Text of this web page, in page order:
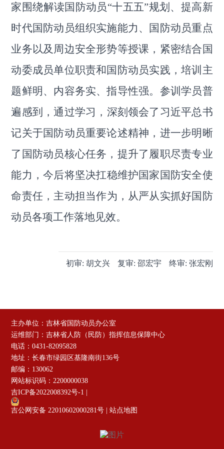
家围绕解读国防动员“十五五”规划、提高新
时代国防动员组织实施能力、国防动员重点
业务以及周边安全形势等授课， 紧密结合国
动委成员单位职责和国防动员实践，培训主
题鲜明、内容务实、指导性强。 参训学员普
遍感到 ，通过学习，深刻领会了 习近平总书
记关于国防动员重要论述精神，进一步明晰
了国防动员核心任务，提升了履职尽责专业
能力，今后将坚决扛稳维护国家国防安全使
命责任， 主动担当作为，从严从实抓好国防
动员各项工作落地见效。
初审: 胡文兴 复审: 邵宏宇 终审: 张宏刚
主办单位：吉林省国防动员办公室
运维部门：吉林省人防（民防）指挥信息保障中心
电话：0431-82095828
地址：长春市绿园区基隆南街136号
邮编：130062
网站标识码：2200000038
吉ICP备2022008392号-1
吉公网安备 22010602000281号 |站点地图